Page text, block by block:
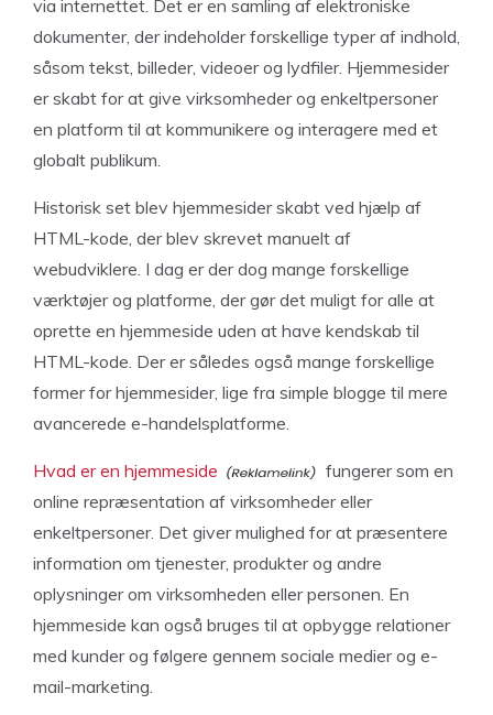
via internettet. Det er en samling af elektroniske
dokumenter, der indeholder forskellige typer af indhold,
såsom tekst, billeder, videoer og lydfiler. Hjemmesider
er skabt for at give virksomheder og enkeltpersoner
en platform til at kommunikere og interagere med et
globalt publikum.
Historisk set blev hjemmesider skabt ved hjælp af
HTML-kode, der blev skrevet manuelt af
webudviklere. I dag er der dog mange forskellige
værktøjer og platforme, der gør det muligt for alle at
oprette en hjemmeside uden at have kendskab til
HTML-kode. Der er således også mange forskellige
former for hjemmesider, lige fra simple blogge til mere
avancerede e-handelsplatforme.
Hvad er en hjemmeside
fungerer som en
online repræsentation af virksomheder eller
enkeltpersoner. Det giver mulighed for at præsentere
information om tjenester, produkter og andre
oplysninger om virksomheden eller personen. En
hjemmeside kan også bruges til at opbygge relationer
med kunder og følgere gennem sociale medier og e-
mail-marketing.